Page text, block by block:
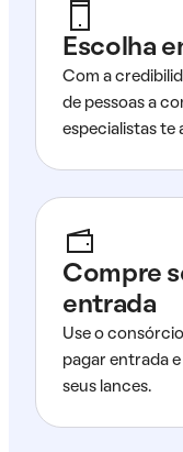
Escolha
Com a
de pessoas a
especialistas te
Compre
entrada
Use o
pagar entrada
seus lances.